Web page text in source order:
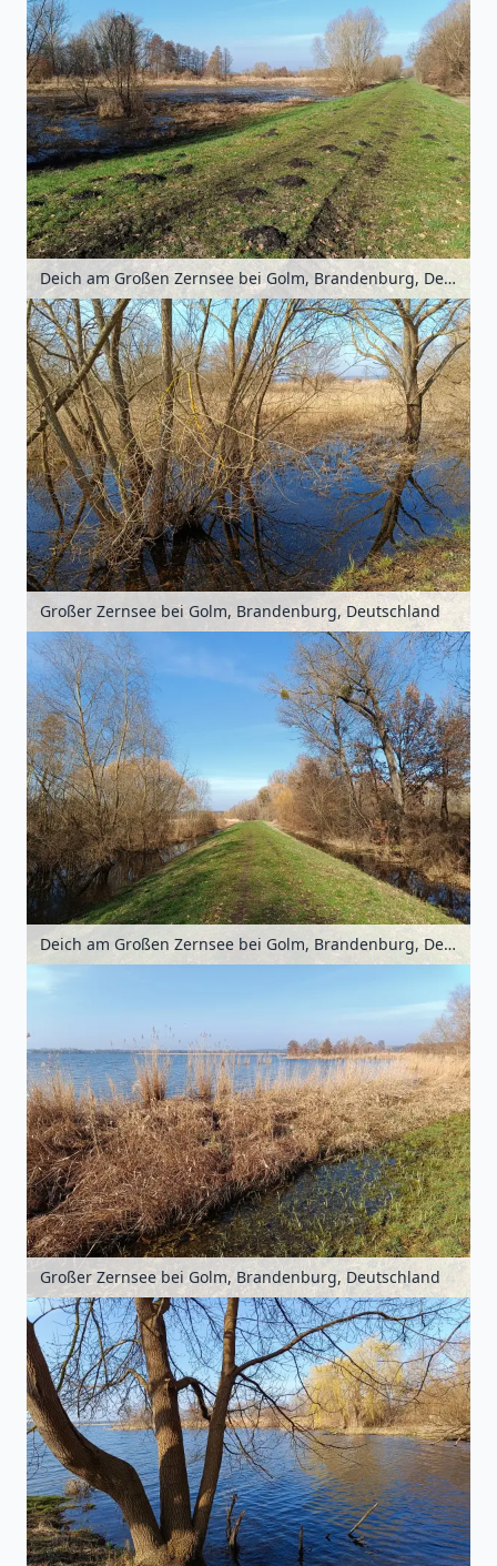
Deich am Großen Zernsee bei Golm, Brandenburg, Deutschland
Großer Zernsee bei Golm, Brandenburg, Deutschland
Deich am Großen Zernsee bei Golm, Brandenburg, Deutschland
Großer Zernsee bei Golm, Brandenburg, Deutschland